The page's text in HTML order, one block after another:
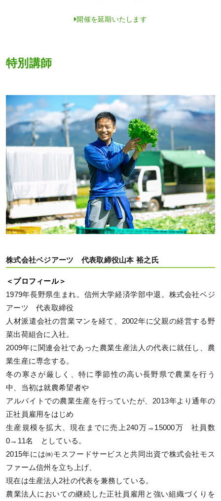
開催を延期いたします
特別講師
株式会社ベジアーツ 代表取締役山本 裕之氏
＜プロフィール＞
1979年長野県生まれ。信州大学経済学部中退。株式会社ベジ
アーツ 代表取締役
人材派遣会社の営業マンを経て、2002年に父親の経営する野
菜出荷組合に入社。
2009年に関連会社であった農業生産法人の代表に就任し、農
業生産に専念する。
冬の寒さが厳しく、特に季節性の高い長野県で農業を行う
中、当初は就農希望者や
アルバイトでの農業生産を行っていたが、2013年より通年の
正社員雇用をはじめ
生産規模を拡大、現在までに売上240万→15000万 社員数
0→11名 としている。
2015年には㈱モスフードサービスと共同出資で株式会社モス
ファーム信州を立ち上げ、
現在は生産法人2社の代表を兼務している。
農業法人においての継続した正社員雇用と強い組織づくりを